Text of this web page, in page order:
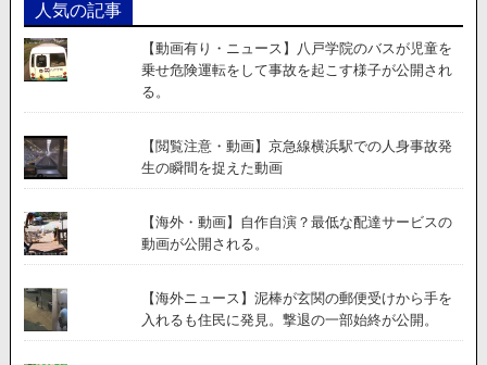
台
の
車
っ
込
突
故。
人気の記事
【動画有り・ニュース】八戸学院のバスが児童を
乗せ危険運転をして事故を起こす様子が公開され
る。
【閲覧注意・動画】京急線横浜駅での人身事故発
生の瞬間を捉えた動画
【海外・動画】自作自演？最低な配達サービスの
動画が公開される。
【海外ニュース】泥棒が玄関の郵便受けから手を
入れるも住民に発見。撃退の一部始終が公開。